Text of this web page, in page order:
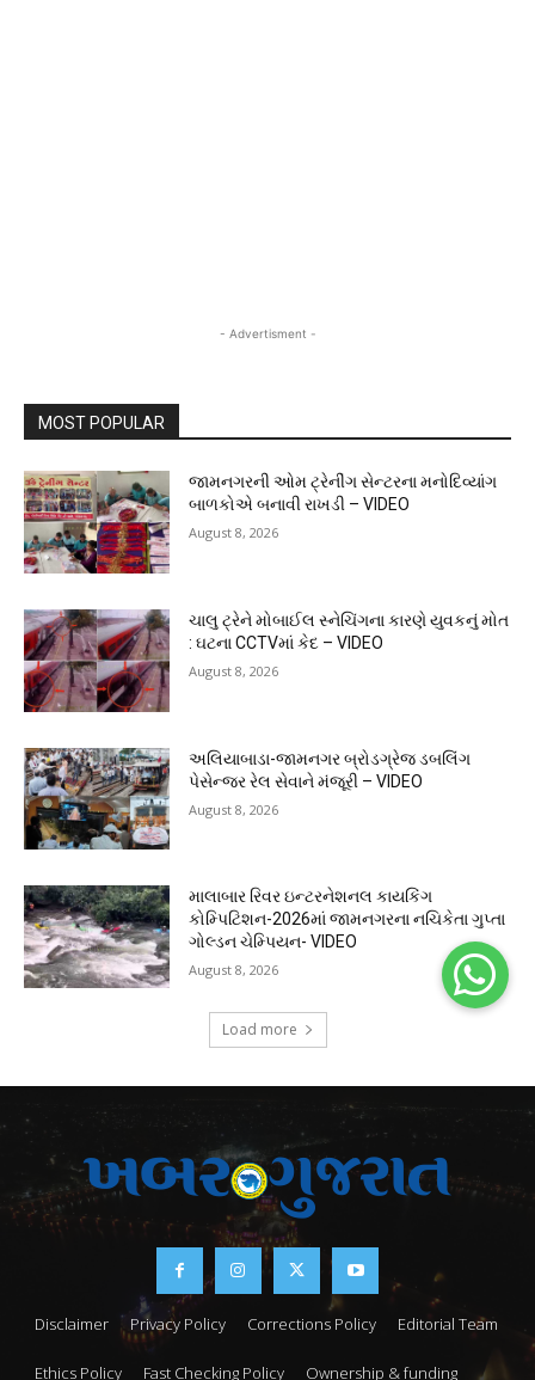
- Advertisment -
MOST POPULAR
જામનગરની ઓમ ટ્રેનીંગ સેન્ટરના મનોદિવ્યાંગ
બાળકોએ બનાવી રાખડી – VIDEO
August 8, 2026
ચાલુ ટ્રેને મોબાઈલ સ્નેચિંગના કારણે યુવકનું મોત
: ઘટના CCTVમાં કેદ – VIDEO
August 8, 2026
અલિયાબાડા-જામનગર બ્રોડગ્રેજ ડબલિંગ
પેસેન્જર રેલ સેવાને મંજૂરી – VIDEO
August 8, 2026
માલાબાર રિવર ઇન્ટરનેશનલ કાયકિંગ
કોમ્પિટિશન-2026માં જામનગરના નચિકેતા ગુપ્તા
ગોલ્ડન ચેમ્પિયન- VIDEO
August 8, 2026
Load more
Disclaimer Privacy Policy Corrections Policy Editorial Team
Ethics Policy Fast Checking Policy Ownership & funding